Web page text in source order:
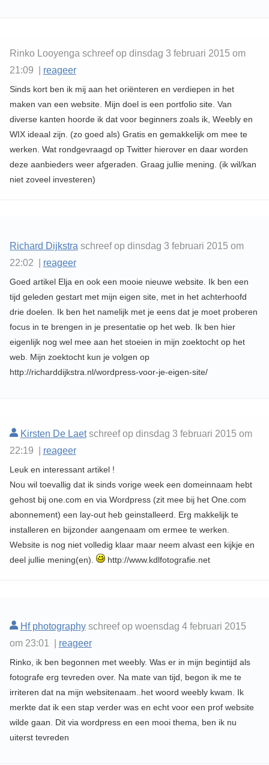
Rinko Looyenga schreef op dinsdag 3 februari 2015 om
21:09 | reageer
Sinds kort ben ik mij aan het oriënteren en verdiepen in het
maken van een website. Mijn doel is een portfolio site. Van
diverse kanten hoorde ik dat voor beginners zoals ik, Weebly en
WIX ideaal zijn. (zo goed als) Gratis en gemakkelijk om mee te
werken. Wat rondgevraagd op Twitter hierover en daar worden
deze aanbieders weer afgeraden. Graag jullie mening. (ik wil/kan
niet zoveel investeren)
Richard Dijkstra schreef op dinsdag 3 februari 2015 om
22:02 | reageer
Goed artikel Elja en ook een mooie nieuwe website. Ik ben een
tijd geleden gestart met mijn eigen site, met in het achterhoofd
drie doelen. Ik ben het namelijk met je eens dat je moet proberen
focus in te brengen in je presentatie op het web. Ik ben hier
eigenlijk nog wel mee aan het stoeien in mijn zoektocht op het
web. Mijn zoektocht kun je volgen op
http://richarddijkstra.nl/wordpress-voor-je-eigen-site/
Kirsten De Laetschreef op dinsdag 3 februari 2015 om
22:19 | reageer
Leuk en interessant artikel !
Nou wil toevallig dat ik sinds vorige week een domeinnaam hebt
gehost bij one.com en via Wordpress (zit mee bij het One.com
abonnement) een lay-out heb geinstalleerd. Erg makkelijk te
installeren en bijzonder aangenaam om ermee te werken.
Website is nog niet volledig klaar maar neem alvast een kijkje en
deel jullie mening(en).
http://www.kdlfotografie.net
Hf photographyschreef op woensdag 4 februari 2015
om 23:01 | reageer
Rinko, ik ben begonnen met weebly. Was er in mijn begintijd als
fotografe erg tevreden over. Na mate van tijd, begon ik me te
irriteren dat na mijn websitenaam..het woord weebly kwam. Ik
merkte dat ik een stap verder was en echt voor een prof website
wilde gaan. Dit via wordpress en een mooi thema, ben ik nu
uiterst tevreden